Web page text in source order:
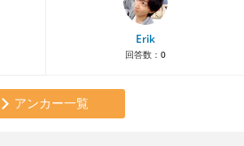
Erik
回答数： 0
アンカー一覧